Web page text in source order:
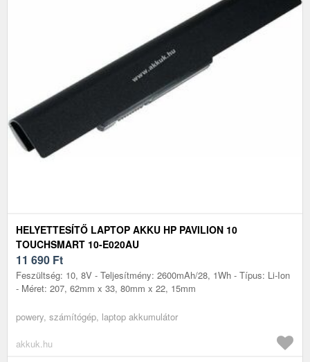
HELYETTESÍTŐ LAPTOP AKKU HP PAVILION 10
TOUCHSMART 10-E020AU
11 690 Ft
Feszültség: 10, 8V - Teljesítmény: 2600mAh/28, 1Wh - Típus: Li-Ion
- Méret: 207, 62mm x 33, 80mm x 22, 15mm
powery, számítógép, laptop akkumulátor
akkuk.hu